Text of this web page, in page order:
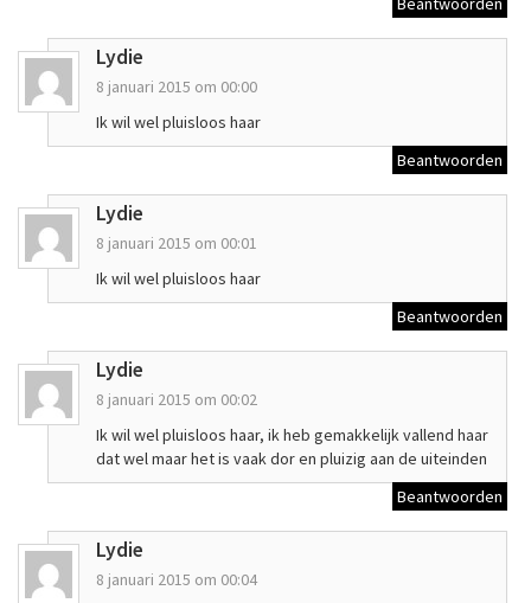
Lydie
8 januari 2015 om 00:00
Ik wil wel pluisloos haar
Beantwoorden
Lydie
8 januari 2015 om 00:01
Ik wil wel pluisloos haar
Beantwoorden
Lydie
8 januari 2015 om 00:02
Ik wil wel pluisloos haar, ik heb gemakkelijk vallend haar
dat wel maar het is vaak dor en pluizig aan de uiteinden
Beantwoorden
Lydie
8 januari 2015 om 00:04